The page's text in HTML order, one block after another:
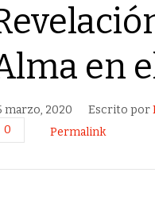
en
marzo, 2020 Escrito por
0
Permalink